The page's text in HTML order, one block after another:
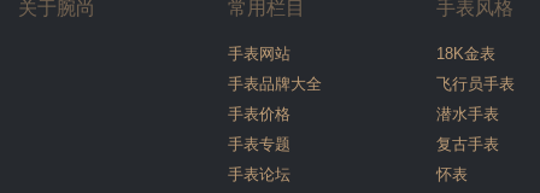
关于腕尚 常用栏目
手表网站
手表品牌大全
手表价格
手表专题
手表论坛
手表风格
18K金表
飞行员手表
潜水手表
复古手表
怀表